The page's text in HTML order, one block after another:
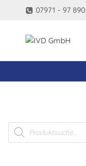
07971 - 97 890
Products
search